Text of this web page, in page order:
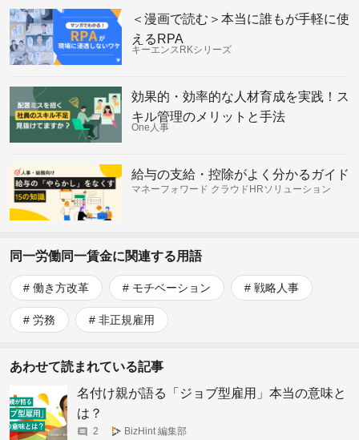
＜漫画で読む＞本当に誰もが手軽に使
えるRPA
キーエンスRKシリーズ
効果的・効率的な人材育成を実践！ス
キル管理のメリットと手法
One人事
給与の支給・控除がよく分かるガイド
マネーフォワード クラウドHRソリューション
同一労働同一賃金に関連する用語
働き方改革 モチベーション 戦略人事
労務 非正規雇用
あわせて読まれている記事
名付け親が語る「ジョブ型雇用」本当の意味と
は？
2 BizHint 編集部